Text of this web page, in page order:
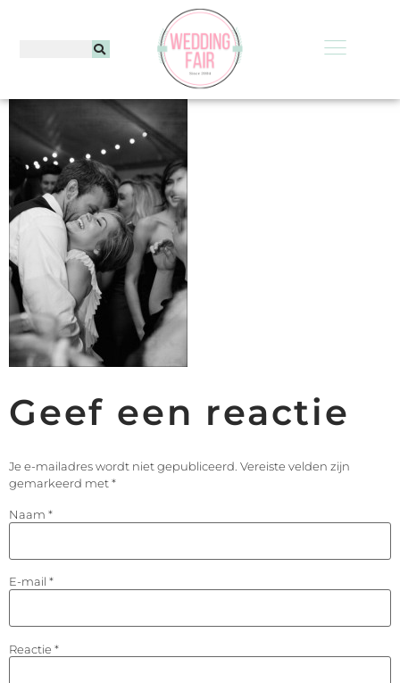
Geef een reactie
Je e-mailadres wordt niet gepubliceerd. Vereiste velden zijn
gemarkeerd met*
Naam *
E-mail *
Reactie *